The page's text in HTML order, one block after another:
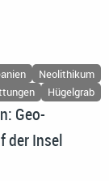
Neolithikum
Hügelgrab
Geo-
der Insel